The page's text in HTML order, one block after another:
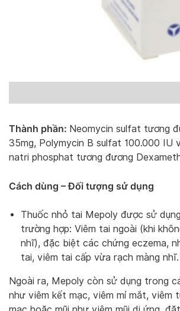
Thành phần: Neomycin sulfat tương
35mg, Polymycin B sulfat 100.000 IU
natri phosphat tương đương
Cách dùng – Đối tượng sử dụng
Thuốc nhỏ tai Mepoly được sử
trường hợp: Viêm tai ngoài (khi
nhĩ), đặc biệt các chứng eczema,
tai, viêm tai cấp vừa rạch màng nhĩ.
Ngoài ra, Mepoly còn sử dụng trong
như viêm kết mạc, viêm mí mắt, viêm